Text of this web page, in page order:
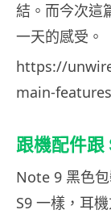
結。而今次這
一天的感受。
https://
main-
跟機配件跟
Note 9 黑色
S9 一樣，耳